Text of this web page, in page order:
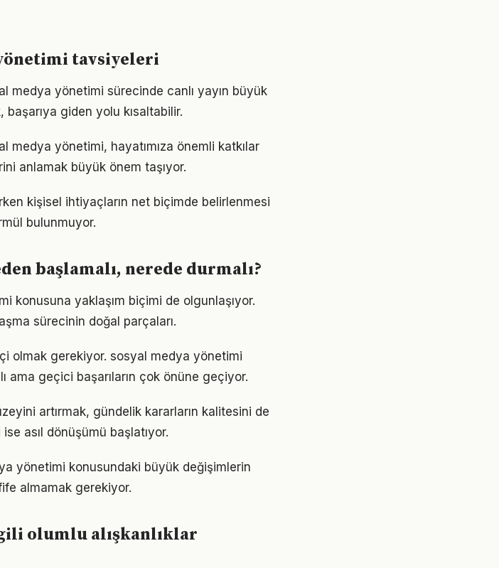
tavsiyeleri
medya yönetimi sürecinde canlı yayın büyük
giden yolu kısaltabilir.
medya yönetimi, hayatımıza önemli katkılar
anlamak büyük önem taşıyor.
kişisel ihtiyaçların net biçimde belirlenmesi
bulunmuyor.
başlamalı, nerede durmalı?
konusuna yaklaşım biçimi de olgunlaşıyor.
sürecinin doğal parçaları.
olmak gerekiyor. sosyal medya yönetimi
ama geçici başarıların çok önüne geçiyor.
artırmak, gündelik kararların kalitesini de
asıl dönüşümü başlatıyor.
yönetimi konusundaki büyük değişimlerin
almamak gerekiyor.
olumlu alışkanlıklar